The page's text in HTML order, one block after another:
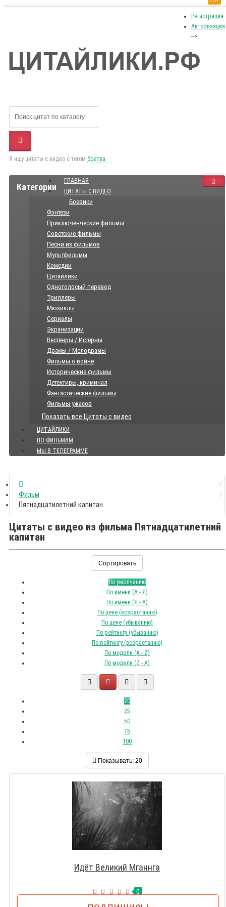
Регистрация
Авторизация
-->
Я ищу цитаты с видео с тегом братва
Категории
ГЛАВНАЯ
ЦИТАТЫ С ВИДЕО
Боевики
Фэнтези
Приключенческие фильмы
Советские фильмы
Песни из фильмов
Мультфильмы
Комедии
Цитайлики
Одноголосый перевод
Триллеры
Мюзиклы
Сериалы
Экранизации
Вестенры / Истерны
Драмы / Мелодрамы
Фильмы о войне
Исторические фильмы
Детективы, криминал
Фантастические фильмы
Фильмы ужасов
Показать все Цитаты с видео
ЦИТАЙЛИКИ
ПО ФИЛЬМАМ
МЫ В ТЕЛЕГРАММЕ
Фильм
Пятнадцатилетний капитан
Цитаты с видео из фильма Пятнадцатилетний
капитан
Сортировать
По умолчанию
По имени (A - Я)
По имени (Я - A)
По цене (возрастанию)
По цене (убыванию)
По рейтингу (убыванию)
По рейтингу (возрастанию)
По модели (A - Z)
По модели (Z - A)
20
25
50
75
100
Показывать: 20
Идёт Великий Мганнга
0